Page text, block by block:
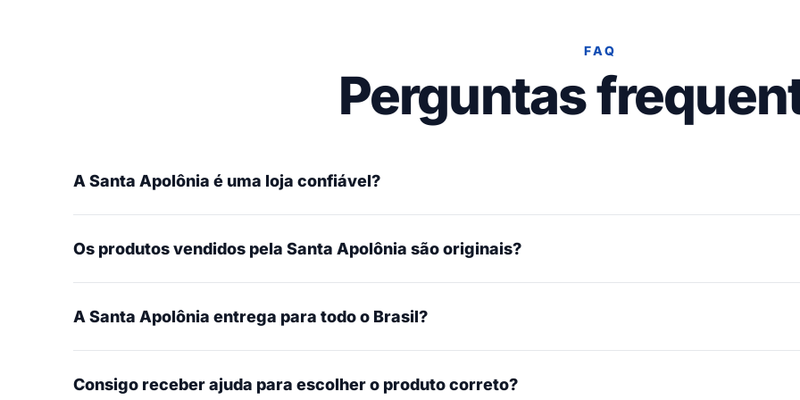
FAQ
Perguntas
A Santa Apolônia é uma loja confiável?
Os produtos vendidos pela Santa Apolônia são originais?
A Santa Apolônia entrega para todo o Brasil?
Consigo receber ajuda para escolher o produto correto?